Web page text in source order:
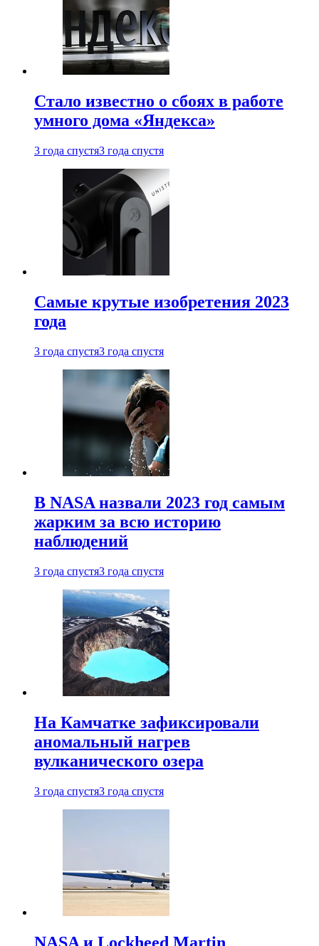
Стало известно о сбоях в работе
умного дома «Яндекса»
3 года спустя3 года спустя
Самые крутые изобретения 2023
года
3 года спустя3 года спустя
В NASA назвали 2023 год самым
жарким за всю историю
наблюдений
3 года спустя3 года спустя
На Камчатке зафиксировали
аномальный нагрев
вулканического озера
3 года спустя3 года спустя
NASA и Lockheed Martin